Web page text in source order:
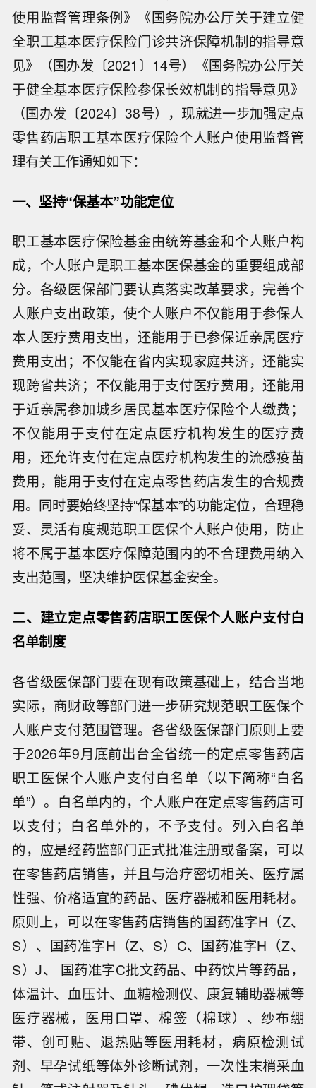
使用监督管理条例》《国务院办公厅关于建立健
全职工基本医疗保险门诊共济保障机制的指导意
见》（国办发〔2021〕14号）《国务院办公厅关
于健全基本医疗保险参保长效机制的指导意见》
（国办发〔2024〕38号），现就进一步加强定点
零售药店职工基本医疗保险个人账户使用监督管
理有关工作通知如下：
一、坚持“保基本”功能定位
职工基本医疗保险基金由统筹基金和个人账户构
成，个人账户是职工基本医保基金的重要组成部
分。各级医保部门要认真落实改革要求，完善个
人账户支出政策，使个人账户不仅能用于参保人
本人医疗费用支出，还能用于已参保近亲属医疗
费用支出；不仅能在省内实现家庭共济，还能实
现跨省共济；不仅能用于支付医疗费用，还能用
于近亲属参加城乡居民基本医疗保险个人缴费；
不仅能用于支付在定点医疗机构发生的医疗费
用，还允许支付在定点医疗机构发生的流感疫苗
费用，能用于支付在定点零售药店发生的合规费
用。同时要始终坚持“保基本”的功能定位，合理稳
妥、灵活有度规范职工医保个人账户使用，防止
将不属于基本医疗保障范围内的不合理费用纳入
支出范围，坚决维护医保基金安全。
二、建立定点零售药店职工医保个人账户支付白
名单制度
各省级医保部门要在现有政策基础上，结合当地
实际，商财政等部门进一步研究规范职工医保个
人账户支付范围管理。各省级医保部门原则上要
于2026年9月底前出台全省统一的定点零售药店
职工医保个人账户支付白名单（以下简称“白名
单”）。白名单内的，个人账户在定点零售药店可
以支付；白名单外的，不予支付。列入白名单
的，应是经药监部门正式批准注册或备案，可以
在零售药店销售，并且与治疗密切相关、医疗属
性强、价格适宜的药品、医疗器械和医用耗材。
原则上，可以在零售药店销售的国药准字H（Z、
S）、国药准字H（Z、S）C、国药准字H（Z、
S）J、 国药准字C批文药品、中药饮片等药品，
体温计、血压计、血糖检测仪、康复辅助器械等
医疗器械，医用口罩、棉签（棉球）、纱布绷
带、创可贴、退热贴等医用耗材，病原检测试
剂、早孕试纸等体外诊断试剂，一次性末梢采血